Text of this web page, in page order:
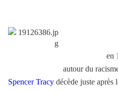
en
autour du
Spencer Tracy décède juste après